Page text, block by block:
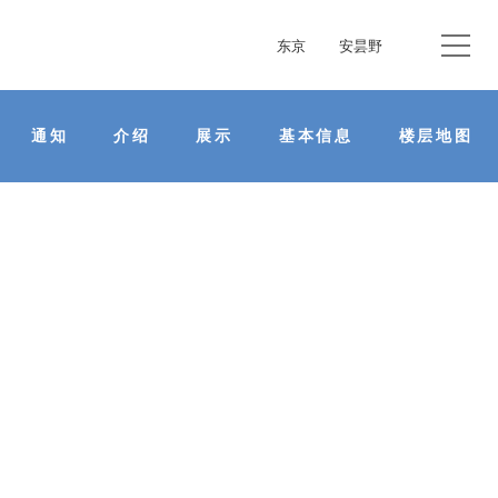
东京 安昙野
通知 介绍 展示 基本信息 楼层地图